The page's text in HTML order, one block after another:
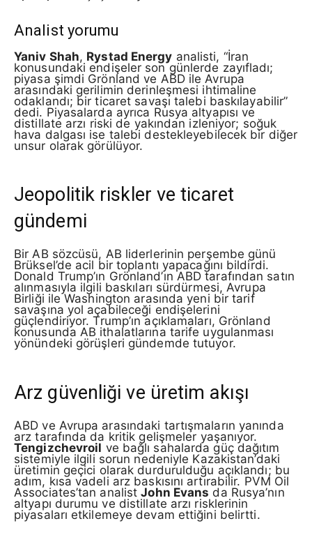
Analist yorumu
Yaniv Shah, Rystad Energy analisti, “İran
konusundaki endişeler son günlerde zayıfladı;
piyasa şimdi Grönland ve ABD ile Avrupa
arasındaki gerilimin derinleşmesi ihtimaline
odaklandı; bir ticaret savaşı talebi baskılayabilir”
dedi. Piyasalarda ayrıca Rusya altyapısı ve
distillate arzı riski de yakından izleniyor; soğuk
hava dalgası ise talebi destekleyebilecek bir diğer
unsur olarak görülüyor.
Jeopolitik riskler ve ticaret
gündemi
Bir AB sözcüsü, AB liderlerinin perşembe günü
Brüksel’de acil bir toplantı yapacağını bildirdi.
Donald Trump’ın Grönland’ın ABD tarafından satın
alınmasıyla ilgili baskıları sürdürmesi, Avrupa
Birliği ile Washington arasında yeni bir tarif
savaşına yol açabileceği endişelerini
güçlendiriyor. Trump’ın açıklamaları, Grönland
konusunda AB ithalatlarına tarife uygulanması
yönündeki görüşleri gündemde tutuyor.
Arz güvenliği ve üretim akışı
ABD ve Avrupa arasındaki tartışmaların yanında
arz tarafında da kritik gelişmeler yaşanıyor.
Tengizchevroil ve bağlı sahalarda güç dağıtım
sistemiyle ilgili sorun nedeniyle Kazakistan’daki
üretimin geçici olarak durdurulduğu açıklandı; bu
adım, kısa vadeli arz baskısını artırabilir. PVM Oil
Associates’tan analistJohn Evans da Rusya’nın
altyapı durumu ve distillate arzı risklerinin
piyasaları etkilemeye devam ettiğini belirtti.